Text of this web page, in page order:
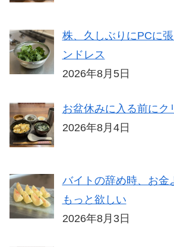
株、久しぶりにPCに
ンドレス
2026年8月5日
お盆休みに入る前にク
2026年8月4日
バイトの辞め時、お金
もっと欲しい
2026年8月3日